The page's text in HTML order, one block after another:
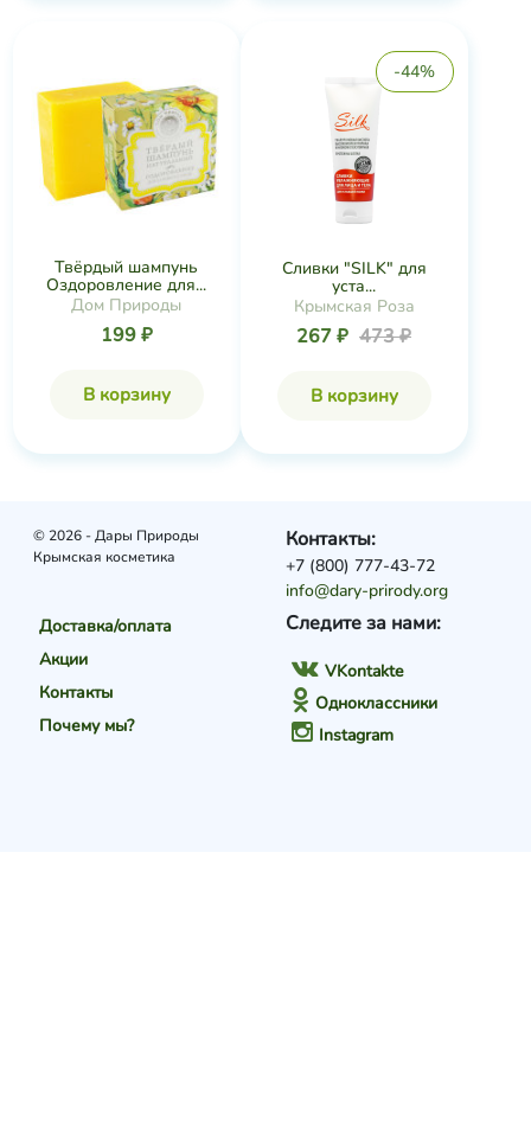
Твёрдый шампунь
Оздоровление для...
Дом Природы
199 ₽
В корзину
-44%
Сливки "SILK" для
уста...
Крымская Роза
267 ₽ 473 ₽
В корзину
© 2026 - Дары Природы
Крымская косметика
Доставка/оплата
Акции
Контакты
Почему мы?
Следите за нами:
VKontakte
Одноклассники
Instagram
Контакты:
+7 (800) 777-43-72
info@dary-prirody.org